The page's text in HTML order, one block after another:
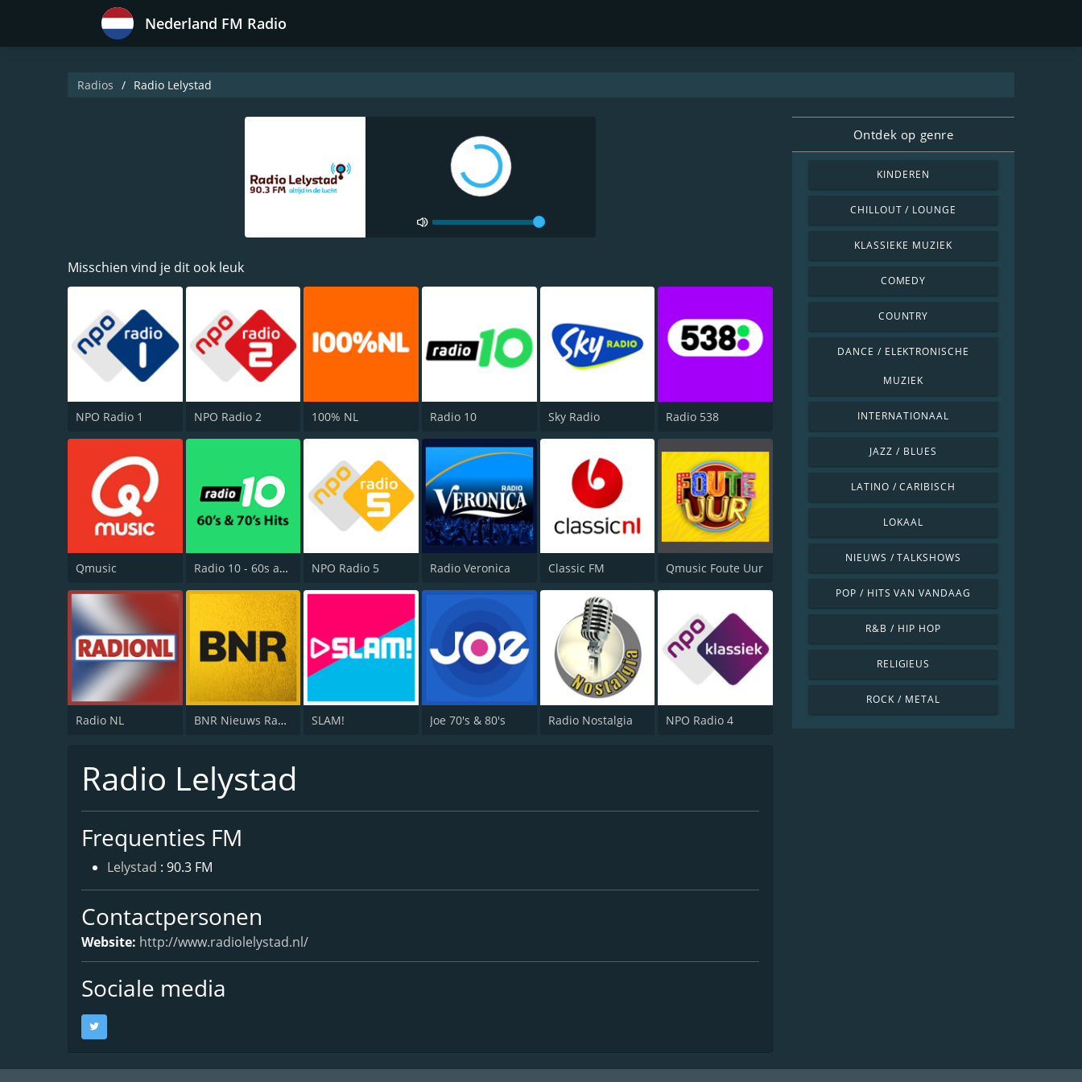
Nederland FM Radio
Radios Radio Lelystad
Misschien vind je dit ook leuk
NPO Radio 1 NPO Radio 2 100% NL Radio 10 Sky Radio Radio 538
Qmusic Radio 10 - 60s and 70s Hits NPO Radio 5 Radio Veronica Classic FM Qmusic Foute Uur
Radio NL BNR Nieuws Radio SLAM! Joe 70's & 80's Radio Nostalgia NPO Radio 4
Radio Lelystad
Frequenties FM
Lelystad : 90.3 FM
Contactpersonen
Website: http://www.radiolelystad.nl/
Sociale media
Ontdek op genre
KINDEREN
CHILLOUT / LOUNGE
KLASSIEKE MUZIEK
COMEDY
COUNTRY
DANCE / ELEKTRONISCHE
MUZIEK
INTERNATIONAAL
JAZZ / BLUES
LATINO / CARIBISCH
LOKAAL
NIEUWS / TALKSHOWS
POP / HITS VAN VANDAAG
R&B / HIP HOP
RELIGIEUS
ROCK / METAL